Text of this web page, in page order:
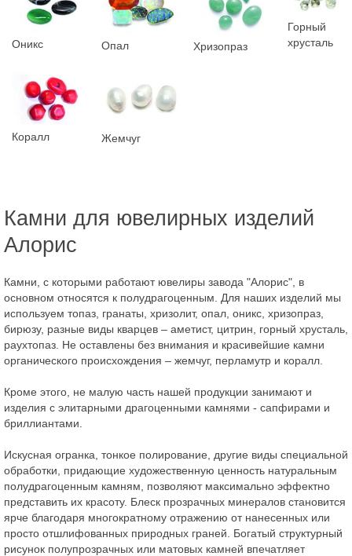
Оникс Опал Хризопраз
Горный
хрусталь
Коралл Жемчуг
Камни для ювелирных изделий
Алорис
Камни, с которыми работают ювелиры завода "Алорис", в
основном относятся к полудрагоценным. Для наших изделий мы
используем топаз, гранаты, хризолит, опал, оникс, хризопраз,
бирюзу, разные виды кварцев – аметист, цитрин, горный хрусталь,
раухтопаз. Не оставлены без внимания и красивейшие камни
органического происхождения – жемчуг, перламутр и коралл.
Кроме этого, не малую часть нашей продукции занимают и
изделия с элитарными драгоценными камнями - сапфирами и
бриллиантами.
Искусная огранка, тонкое полирование, другие виды специальной
обработки, придающие художественную ценность натуральным
полудрагоценным камням, позволяют максимально эффектно
представить их красоту. Блеск прозрачных минералов становится
ярче благодаря многократному отражению от нанесенных или
просто отшлифованных природных граней. Богатый структурный
рисунок полупрозрачных или матовых камней впечатляет